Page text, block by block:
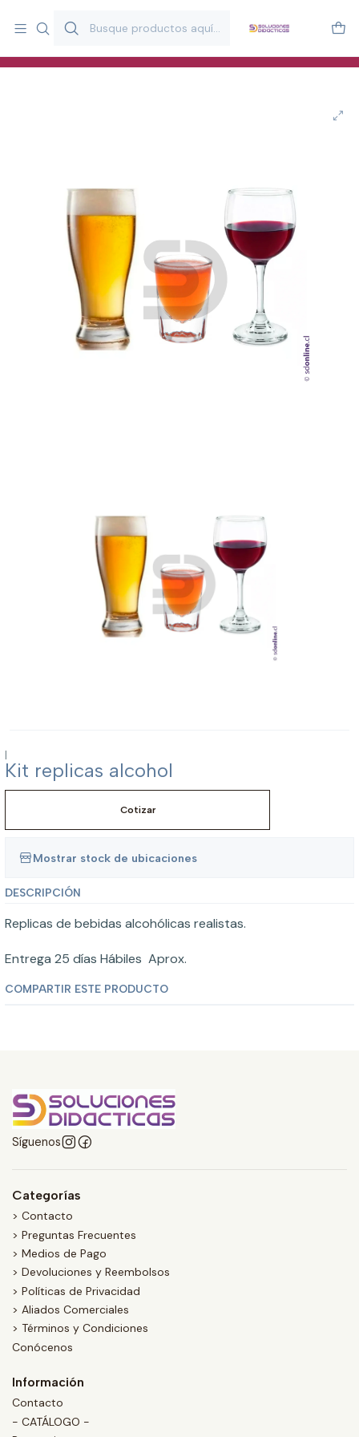
y estimulación infantil en Chile.
Especialistas en recursos educativos para aulas, terapeutas y
|
Kit replicas alcohol
Cotizar
Mostrar stock de ubicaciones
DESCRIPCIÓN
Replicas de bebidas alcohólicas realistas.
Entrega 25 días Hábiles Aprox.
COMPARTIR ESTE PRODUCTO
Síguenos
Categorías
> Contacto
> Preguntas Frecuentes
> Medios de Pago
> Devoluciones y Reembolsos
> Políticas de Privacidad
> Aliados Comerciales
> Términos y Condiciones
Conócenos
Información
Contacto
- CATÁLOGO -